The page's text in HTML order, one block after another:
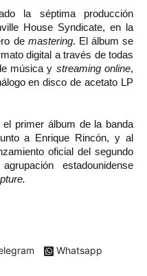
la séptima producción
House Syndicate, en la
de mastering. El álbum se
digital a través de todas
música y streaming online,
en disco de acetato LP
primer álbum de la banda
a Enrique Rincón, y al
oficial del segundo
estadounidense
Whatsapp